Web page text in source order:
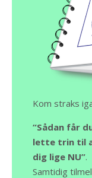
Kom straks
“Sådan får
lette trin til
dig lige NU”.
Samtidig